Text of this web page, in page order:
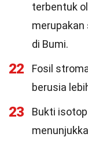
terbentuk
di Bumi.
22
Fosil
berusia
23
Bukti